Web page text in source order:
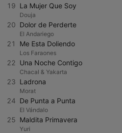
19 La Mujer Que Soy
Douja
20 Dolor de Perderte
El Andariego
21 Me Esta Doliendo
Los Faraones
22 Una Noche Contigo
Chacal & Yakarta
23 Ladrona
Morat
24 De Punta a Punta
El Vándalo
25 Maldita Primavera
Yuri